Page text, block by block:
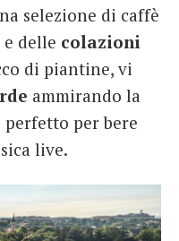
selezione di caffè
delle colazioni
di piantine, vi
ammirando la
perfetto per bere
live.